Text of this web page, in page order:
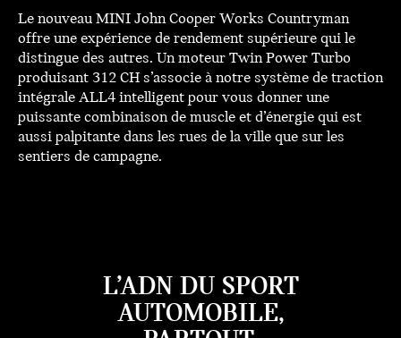
Le nouveau MINI John Cooper Works Countryman
offre une expérience de rendement supérieure qui le
distingue des autres. Un moteur Twin Power Turbo
produisant 312 CH s’associe à notre système de traction
intégrale ALL4 intelligent pour vous donner une
puissante combinaison de muscle et d’énergie qui est
aussi palpitante dans les rues de la ville que sur les
sentiers de campagne.
L’ADN DU SPORT
AUTOMOBILE,